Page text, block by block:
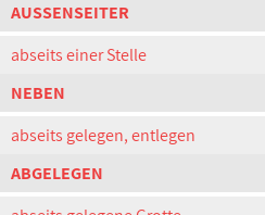
AUSSENSEITER
abseits einer Stelle
NEBEN
abseits gelegen, entlegen
ABGELEGEN